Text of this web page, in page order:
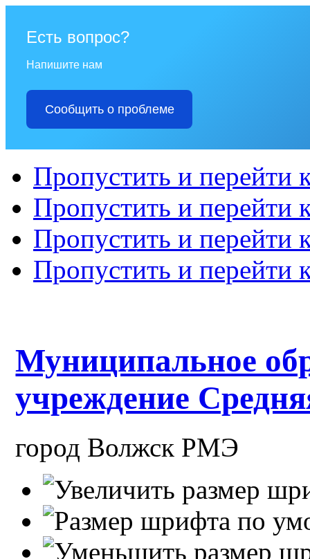
Есть вопрос?
Напишите нам
Сообщить о проблеме
Пропустить и перейти
Пропустить и перейти
Пропустить и перейти
Пропустить и перейти
Муниципальное
учреждение
город Волжск РМЭ